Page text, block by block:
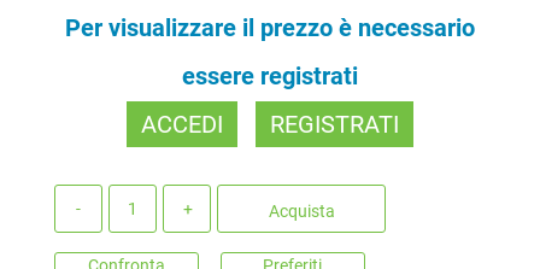
Per visualizzare il prezzo è necessario
essere registrati
ACCEDI
REGISTRATI
Acquista